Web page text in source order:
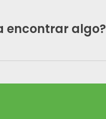
encontrar algo?